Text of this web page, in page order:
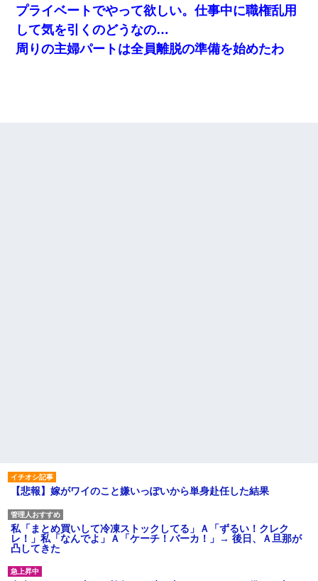
プライベートでやって欲しい。仕事中に職権乱用
して気を引くのどうなの…
周りの主婦パートは全員離脱の準備を始めたわ
【悲報】嫁がワイのこと嫌いっぽいから単身赴任した結果
私「まとめ買いして冷凍ストックしてる」Ａ「ずるい！クレク
レ！」私「なんでよ」Ａ「ケーチ！バーカ！」→ 後日、Ａ旦那が
凸してきた